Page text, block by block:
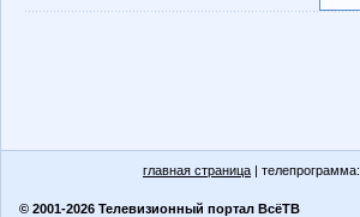
главная страница | телепрограмма:
© 2001-2026 Телевизионный портал ВсёТВ